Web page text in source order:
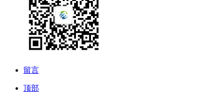
留言
顶部